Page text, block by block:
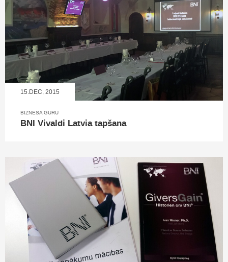
15.DEC, 2015
BIZNESA GURU
BNI Vivaldi Latvia tapšana